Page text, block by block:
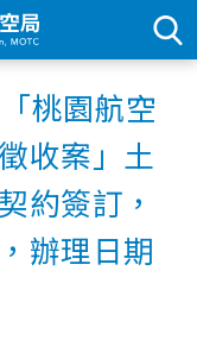
桃園航空
收案」土
約簽訂，
辦理日期